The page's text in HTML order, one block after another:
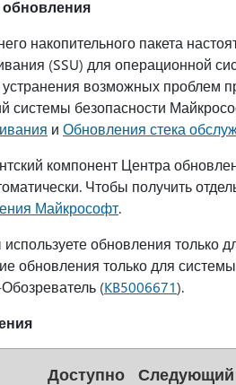
обновления
накопительного пакета
(SSU) для операционной
возможных проблем
системы безопасности
и Обновления стека
компонент Центра
Чтобы получить
Майкрософт.
обновления только
обновления только для
(KB5006671).
Доступно Следующий